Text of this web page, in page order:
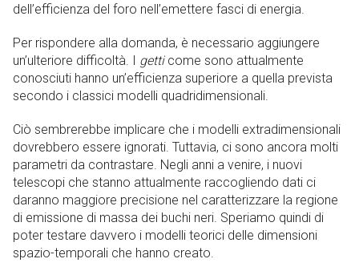
dell’efficienza del foro nell’emettere fasci di energia.
Per rispondere alla domanda, è necessario aggiungere
un’ulteriore difficoltà. I getticome sono attualmente
conosciuti hanno un’efficienza superiore a quella prevista
secondo i classici modelli quadridimensionali.
Ciò sembrerebbe implicare che i modelli extradimensionali
dovrebbero essere ignorati. Tuttavia, ci sono ancora molti
parametri da contrastare. Negli anni a venire, i nuovi
telescopi che stanno attualmente raccogliendo dati ci
daranno maggiore precisione nel caratterizzare la regione
di emissione di massa dei buchi neri. Speriamo quindi di
poter testare davvero i modelli teorici delle dimensioni
spazio-temporali che hanno creato.